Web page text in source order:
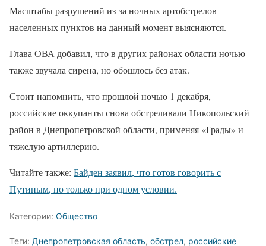
Масштабы разрушений из-за ночных артобстрелов
населенных пунктов на данный момент выясняются.
Глава ОВА добавил, что в других районах области ночью
также звучала сирена, но обошлось без атак.
Стоит напомнить, что прошлой ночью 1 декабря,
российские оккупанты снова обстреливали Никопольский
район в Днепропетровской области, применяя «Грады» и
тяжелую артиллерию.
Читайте также: Байден заявил, что готов говорить с
Путиным, но только при одном условии.
Категории: Общество
Теги: Днепропетровская область, обстрел, российские